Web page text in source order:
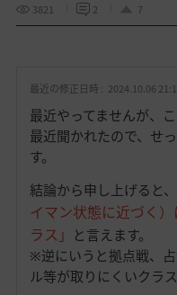
3821
2 7
最近の修正日時 : 2024.10.06
最近やってませんが、
最近聞かれたので、せ
す。
結論から申し上げると、
イマン状態に近づく
ラス」 と言えます。
※逆にいうと拠点戦、
ル等が取りにくいクラ